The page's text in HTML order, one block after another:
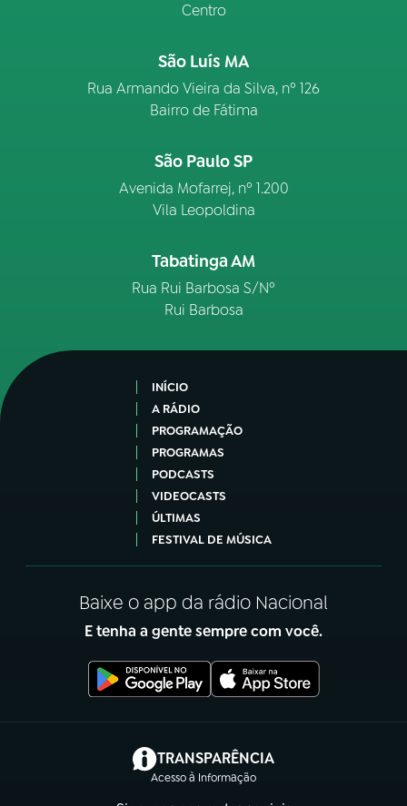
Centro
São Luís MA
Rua Armando Vieira da Silva, nº 126
Bairro de Fátima
São Paulo SP
Avenida Mofarrej, nº 1.200
Vila Leopoldina
Tabatinga AM
Rua Rui Barbosa S/Nº
Rui Barbosa
INÍCIO
A RÁDIO
PROGRAMAÇÃO
PROGRAMAS
PODCASTS
VIDEOCASTS
ÚLTIMAS
FESTIVAL DE MÚSICA
Baixe o app da rádio Nacional
E tenha a gente sempre com você.
TRANSPARÊNCIA
Acesso à Informação
(abre em nova aba)